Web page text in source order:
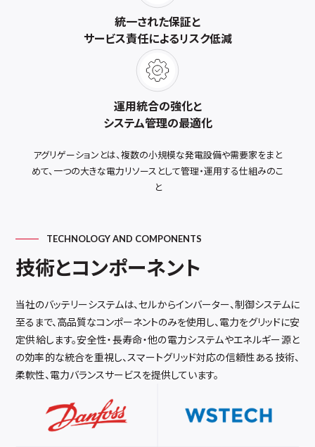
統一された保証と
サービス責任によるリスク低減
運用統合の強化と
システム管理の最適化
アグリゲーションとは、複数の小規模な発電設備や需要家をまと
めて、一つの大きな電力リソースとして管理・運用する仕組みのこ
と
TECHNOLOGY AND COMPONENTS
技術とコンポーネント
当社のバッテリーシステムは、セルからインバーター、制御システムに
至るまで、高品質なコンポーネントのみを使用し、電力をグリッドに安
定供給します。安全性・長寿命・他の電力システムやエネルギー源と
の効率的な統合を重視し、スマートグリッド対応の信頼性ある技術、
柔軟性、電力バランスサービスを提供しています。